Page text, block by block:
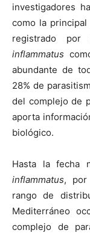
investigadores
como la principal
registrado
inflammatus
abundante de
28% de
del complejo de
aporta
biológico.
Hasta la fecha
inflammatus, por
rango de
Mediterráneo
complejo de